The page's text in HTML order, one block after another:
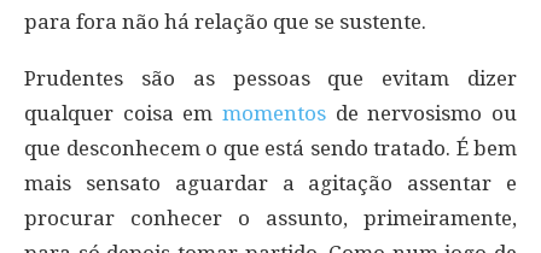
para fora não há relação que se sustente.
Prudentes são as pessoas que evitam dizer
qualquer coisa em momentos de nervosismo ou
que desconhecem o que está sendo tratado. É bem
mais sensato aguardar a agitação assentar e
procurar conhecer o assunto, primeiramente,